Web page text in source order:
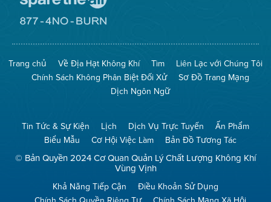
The
(Bảo
Toàn
Không
Khí)
Mạng
No
Burn
(Không
Đốt)
Trang chủ Về Địa Hạt Không Khí Tìm
Liên Lạc với Chúng Tôi
Chính Sách Không Phân Biệt Đối Xử
Sơ Đồ Trang Mạng
Dịch Ngôn Ngữ
Tin Tức & Sự Kiện Lịch Dịch Vụ Trực Tuyến
Ấn Phẩm
Biểu Mẫu
Cơ Hội Việc Làm Bản Đồ Tương Tác
© Bản Quyền 2024 Cơ Quan Quản Lý Chất Lượng Không Khí
Vùng Vịnh
Khả Năng Tiếp Cận
Điều Khoản Sử Dụng